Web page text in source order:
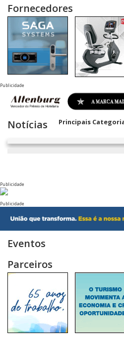
Fornecedores
Publicidade
Notícias Principais
Publicidade
Publicidade
Eventos
Parceiros